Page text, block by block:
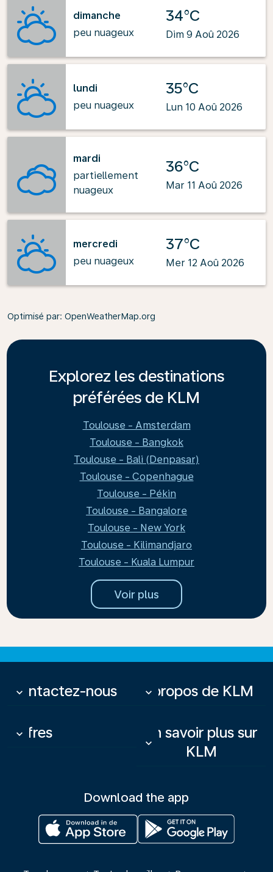
dimanche
peu nuageux
34°C
Dim 9 Aoû 2026
lundi
peu nuageux
35°C
Lun 10 Aoû 2026
mardi
partiellement
nuageux
36°C
Mar 11 Aoû 2026
mercredi
peu nuageux
37°C
Mer 12 Aoû 2026
Optimisé par: OpenWeatherMap.org
Explorez les destinations
préférées de KLM
Toulouse - Amsterdam
Toulouse - Bangkok
Toulouse - Bali (Denpasar)
Toulouse - Copenhague
Toulouse - Pékin
Toulouse - Bangalore
Toulouse - New York
Toulouse - Kilimandjaro
Toulouse - Kuala Lumpur
Voir plus
Contactez-nous
keyboard_arrow_down À propos de KLM
keyboard_arrow_down
Offres
keyboard_arrow_down
En savoir plus sur
KLM
keyboard_arrow_down
Download the app